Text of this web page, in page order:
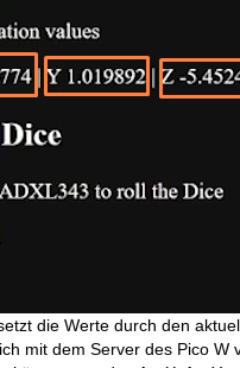
die Werte durch den
mit dem Server des Pico W